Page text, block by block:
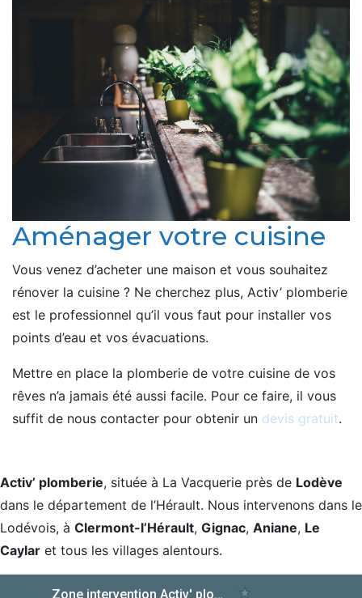
Aménager votre cuisine
Vous venez d’acheter une maison et vous souhaitez
rénover la cuisine ? Ne cherchez plus, Activ’ plomberie
est le professionnel qu’il vous faut pour installer vos
points d’eau et vos évacuations.
Mettre en place la plomberie de votre cuisine de vos
rêves n’a jamais été aussi facile. Pour ce faire, il vous
suffit de nous contacter pour obtenir un devis gratuit.
Activ’ plomberie, située à La Vacquerie près de Lodève
dans le département de l’Hérault. Nous intervenons dans le
Lodévois, à Clermont-l’Hérault, Gignac, Aniane, Le
Caylar et tous les villages alentours.